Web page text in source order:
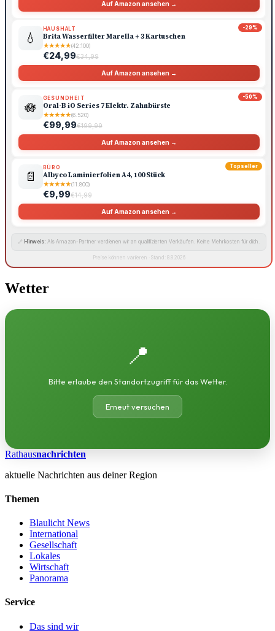
Auf Amazon ansehen →
-29%
💧
HAUSHALT
Brita Wasserfilter Marella + 3 Kartuschen
★★★★★(42.100)
€24,99€34,99
Auf Amazon ansehen →
-50%
🪷
GESUNDHEIT
Oral-B iO Series 7 Elektr. Zahnbürste
★★★★★(6.520)
€99,99€199,99
Auf Amazon ansehen →
Topseller
📄
BÜRO
Albyco Laminierfolien A4, 100 Stück
★★★★★(11.800)
€9,99€14,99
Auf Amazon ansehen →
🔗 Hinweis: Als Amazon-Partner verdienen wir an qualifizierten Verkäufen. Keine Mehrkosten für dich.
Preise können variieren · Stand: 8.8.2026
Wetter
📍
Bitte erlaube den Standortzugriff für das Wetter.
Erneut versuchen
Rathausnachrichten
aktuelle Nachrichten aus deiner Region
Themen
Blaulicht News
International
Gesellschaft
Lokales
Wirtschaft
Panorama
Service
Das sind wir